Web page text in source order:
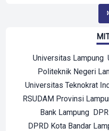
Universitas Lampung
Politeknik Negeri
Universitas Teknokrat
RSUDAM Provinsi
Bank Lampung
DPRD Kota Bandar